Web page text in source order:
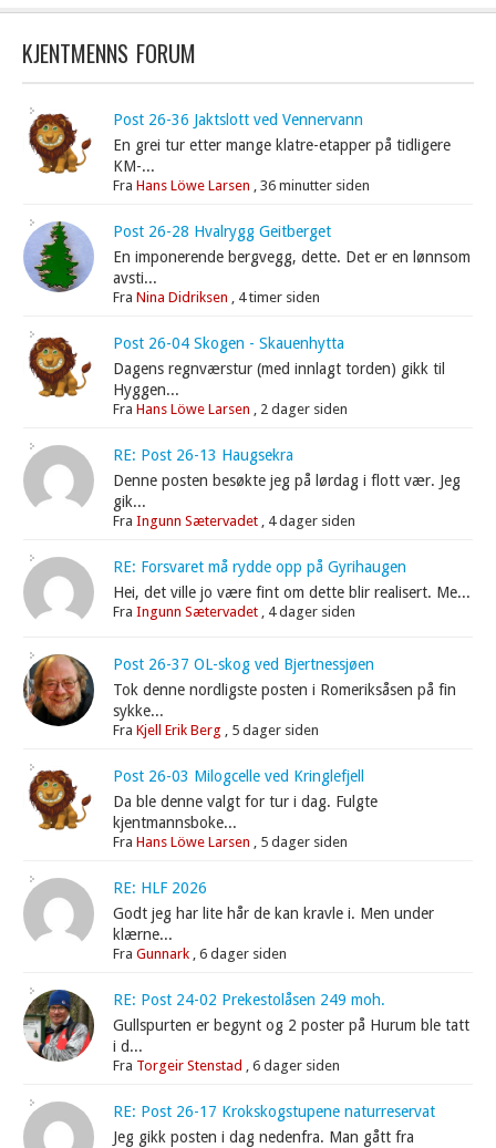
KJENTMENNS FORUM
Post 26-36 Jaktslott ved Vennervann
En grei tur etter mange klatre-etapper på tidligere
KM-...
FraHans Löwe Larsen ,36 minutter siden
Post 26-28 Hvalrygg Geitberget
En imponerende bergvegg, dette. Det er en lønnsom
avsti...
FraNina Didriksen , 4 timer siden
Post 26-04 Skogen - Skauenhytta
Dagens regnværstur (med innlagt torden) gikk til
Hyggen...
FraHans Löwe Larsen , 2 dager siden
RE: Post 26-13 Haugsekra
Denne posten besøkte jeg på lørdag i flott vær. Jeg
gik...
FraIngunn Sætervadet , 4 dager siden
RE: Forsvaret må rydde opp på Gyrihaugen
Hei, det ville jo være fint om dette blir realisert. Me...
FraIngunn Sætervadet , 4 dager siden
Post 26-37 OL-skog ved Bjertnessjøen
Tok denne nordligste posten i Romeriksåsen på fin
sykke...
FraKjell Erik Berg , 5 dager siden
Post 26-03 Milogcelle ved Kringlefjell
Da ble denne valgt for tur i dag. Fulgte
kjentmannsboke...
FraHans Löwe Larsen , 5 dager siden
RE: HLF 2026
Godt jeg har lite hår de kan kravle i. Men under
klærne...
FraGunnark ,6 dager siden
RE: Post 24-02 Prekestolåsen 249 moh.
Gullspurten er begynt og 2 poster på Hurum ble tatt
i d...
Fra Torgeir Stenstad ,6 dager siden
RE: Post 26-17 Krokskogstupene naturreservat
Jeg gikk posten i dag nedenfra. Man gått fra